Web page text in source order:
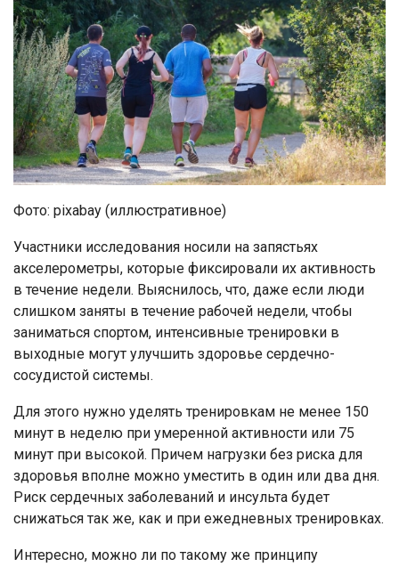
Фото: pixabay (иллюстративное)
Участники исследования носили на запястьях
акселерометры, которые фиксировали их активность
в течение недели. Выяснилось, что, даже если люди
слишком заняты в течение рабочей недели, чтобы
заниматься спортом, интенсивные тренировки в
выходные могут улучшить здоровье сердечно-
сосудистой системы.
Для этого нужно уделять тренировкам не менее 150
минут в неделю при умеренной активности или 75
минут при высокой. Причем нагрузки без риска для
здоровья вполне можно уместить в один или два дня.
Риск сердечных заболеваний и инсульта будет
снижаться так же, как и при ежедневных тренировках.
Интересно, можно ли по такому же принципу